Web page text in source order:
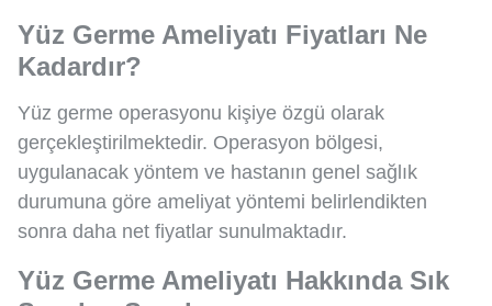
Yüz Germe Ameliyatı Fiyatları Ne
Kadardır?
Yüz germe operasyonu kişiye özgü olarak
gerçekleştirilmektedir. Operasyon bölgesi,
uygulanacak yöntem ve hastanın genel sağlık
durumuna göre ameliyat yöntemi belirlendikten
sonra daha net fiyatlar sunulmaktadır.
Yüz Germe Ameliyatı Hakkında Sık